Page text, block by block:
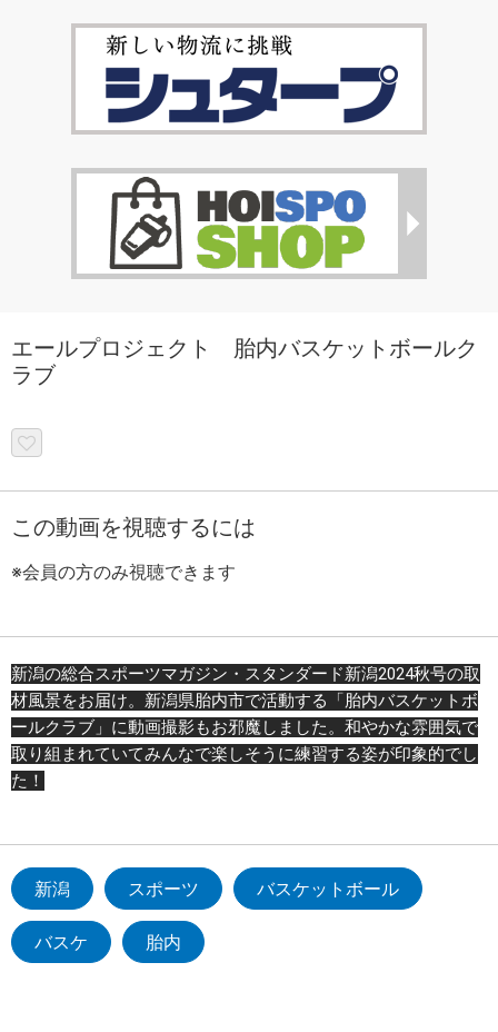
エールプロジェクト 胎内バスケットボールク
ラブ
この動画を視聴するには
※会員の方のみ視聴できます
新潟の総合スポーツマガジン・スタンダード新潟2024秋号の取
材風景をお届け。新潟県胎内市で活動する「胎内バスケットボ
ールクラブ」に動画撮影もお邪魔しました。和やかな雰囲気で
取り組まれていてみんなで楽しそうに練習する姿が印象的でし
た！
新潟 スポーツ バスケットボール
バスケ 胎内